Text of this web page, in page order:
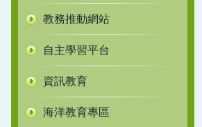
教務推動網站
自主學習平台
資訊教育
海洋教育專區